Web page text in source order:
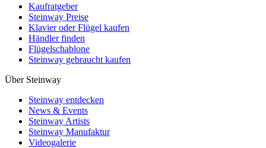
Kaufratgeber
Steinway Preise
Klavier oder Flügel kaufen
Händler finden
Flügelschablone
Steinway gebraucht kaufen
Über Steinway
Steinway entdecken
News & Events
Steinway Artists
Steinway Manufaktur
Videogalerie